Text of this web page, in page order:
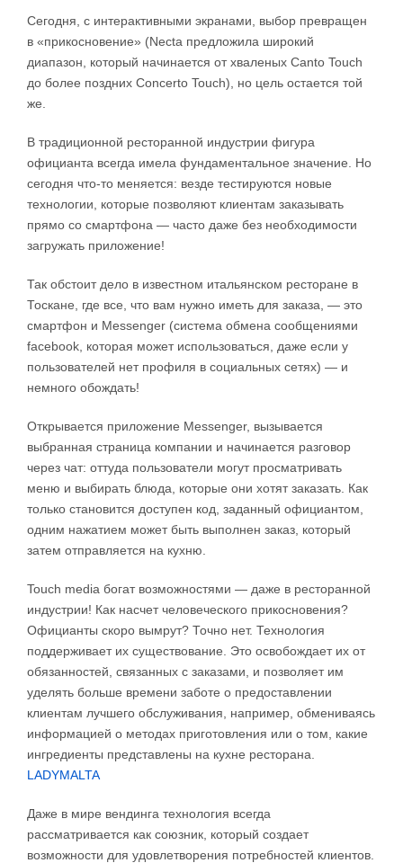
Сегодня, с интерактивными экранами, выбор превращен
в «прикосновение» (Necta предложила широкий
диапазон, который начинается от хваленых Canto Touch
до более поздних Concerto Touch), но цель остается той
же.
В традиционной ресторанной индустрии фигура
официанта всегда имела фундаментальное значение. Но
сегодня что-то меняется: везде тестируются новые
технологии, которые позволяют клиентам заказывать
прямо со смартфона — часто даже без необходимости
загружать приложение!
Так обстоит дело в известном итальянском ресторане в
Тоскане, где все, что вам нужно иметь для заказа, — это
смартфон и Messenger (система обмена сообщениями
facebook, которая может использоваться, даже если у
пользователей нет профиля в социальных сетях) — и
немного обождать!
Открывается приложение Messenger, вызывается
выбранная страница компании и начинается разговор
через чат: оттуда пользователи могут просматривать
меню и выбирать блюда, которые они хотят заказать. Как
только становится доступен код, заданный официантом,
одним нажатием может быть выполнен заказ, который
затем отправляется на кухню.
Touch media богат возможностями — даже в ресторанной
индустрии! Как насчет человеческого прикосновения?
Официанты скоро вымрут? Точно нет. Технология
поддерживает их существование. Это освобождает их от
обязанностей, связанных с заказами, и позволяет им
уделять больше времени заботе о предоставлении
клиентам лучшего обслуживания, например, обмениваясь
информацией о методах приготовления или о том, какие
ингредиенты представлены на кухне ресторана.
LADYMALTA
Даже в мире вендинга технология всегда
рассматривается как союзник, который создает
возможности для удовлетворения потребностей клиентов.